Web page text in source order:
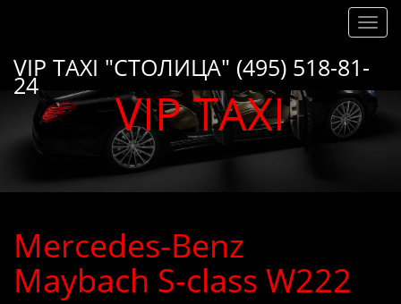
VIP TAXI "СТОЛИЦА" (495) 518-81-
24 VIP TAXI
Mercedes-Benz
Maybach S-class W222